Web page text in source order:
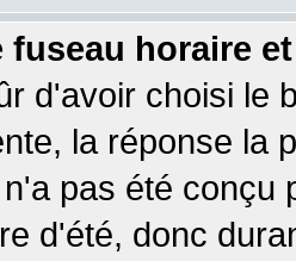
fuseau horaire
d'avoir choisi le
la réponse la
pas été conçu
d'été, donc